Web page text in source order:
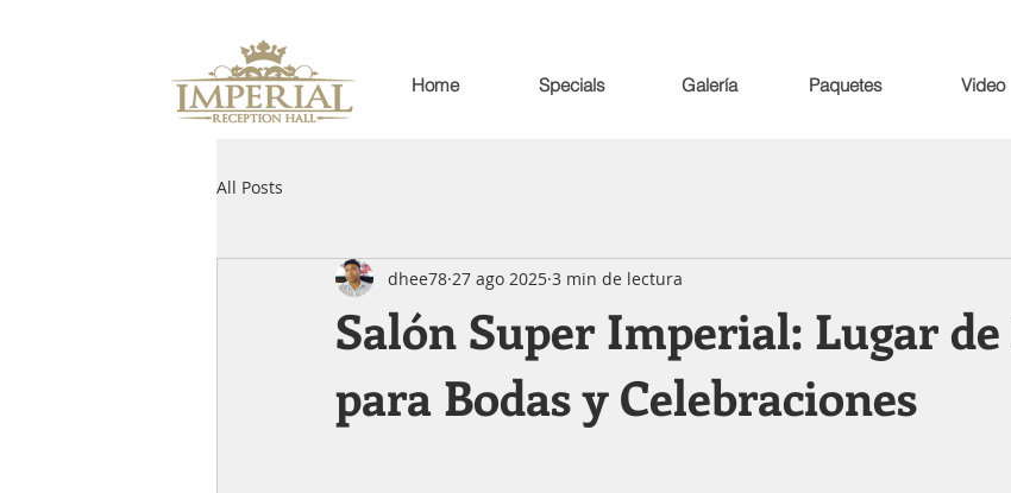
All Posts
Salón Super Imperial: Lugar
para Bodas y Celebraciones
dhee78 27 ago 2025 3 min de lectura
Home Specials Galería Paquetes Video